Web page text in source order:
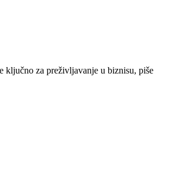
ključno za preživljavanje u biznisu, piše